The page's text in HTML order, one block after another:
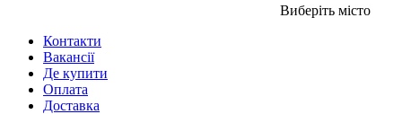
Виберіть місто
Контакти
Вакансії
Де купити
Оплата
Доставка